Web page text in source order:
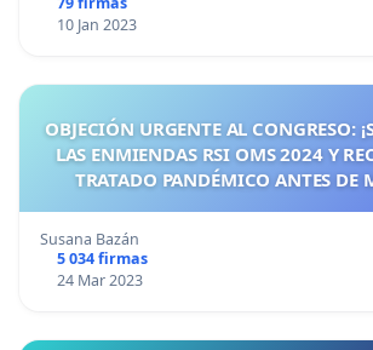
10 Jan 2023
OBJECIÓN URGENTE AL CONGRESO:
LAS ENMIENDAS RSI OMS 2024 Y
TRATADO PANDÉMICO ANTES DE
Susana Bazán
5 034 firmas
24 Mar 2023